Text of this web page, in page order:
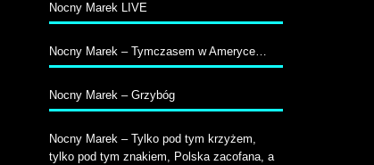
Nocny Marek LIVE
Nocny Marek – Tymczasem w Ameryce…
Nocny Marek – Grzybóg
Nocny Marek – Tylko pod tym krzyżem,
tylko pod tym znakiem, Polska zacofana, a